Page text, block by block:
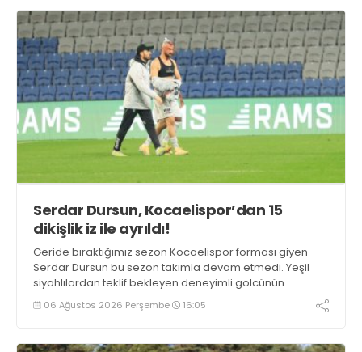
Serdar Dursun, Kocaelispor’dan 15
dikişlik iz ile ayrıldı!
Geride bıraktığımız sezon Kocaelispor forması giyen
Serdar Dursun bu sezon takımla devam etmedi. Yeşil
siyahlılardan teklif bekleyen deneyimli golcünün
Gaziantep FK ile söz kesecek.
06 Ağustos 2026 Perşembe 16:05